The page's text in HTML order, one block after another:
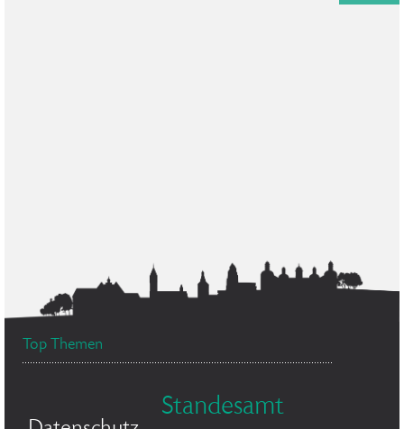
Top Themen
Standesamt